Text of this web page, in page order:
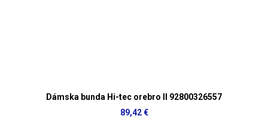
Dámska bunda Hi-tec orebro II 92800326557
89,42 €